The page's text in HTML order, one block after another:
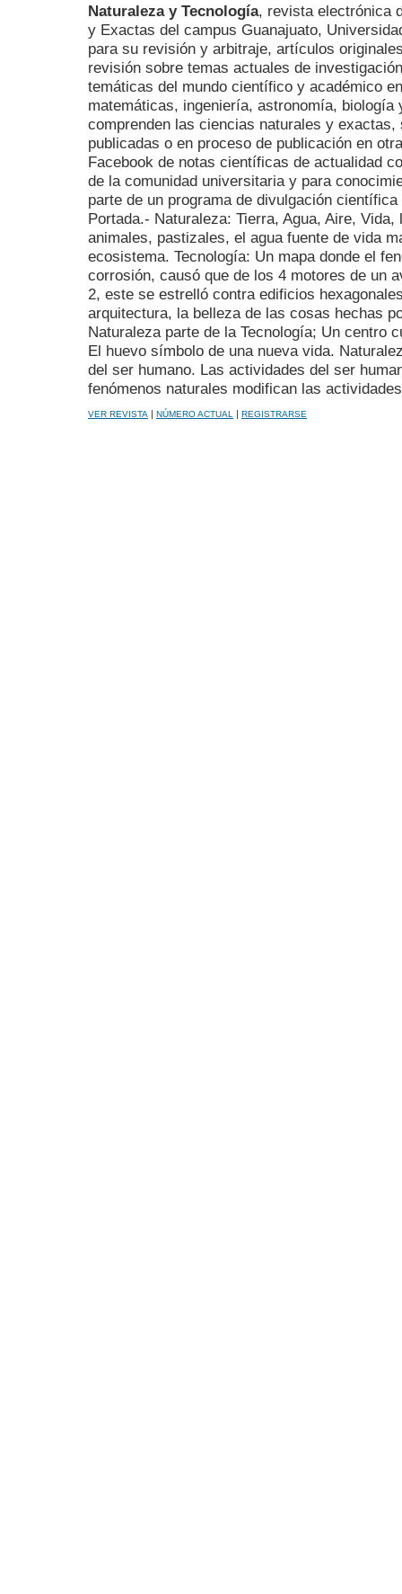
Naturaleza y Tecnología, revista electrónica
y Exactas del campus Guanajuato,
para su revisión y arbitraje, artículos
revisión sobre temas actuales de
temáticas del mundo científico y académico
matemáticas, ingeniería, astronomía, biología
comprenden las ciencias naturales y
publicadas o en proceso de publicación en
Facebook de notas científicas de actualidad
de la comunidad universitaria y para
parte de un programa de divulgación
Portada.- Naturaleza: Tierra, Agua, Aire,
animales, pastizales, el agua fuente de vida
ecosistema. Tecnología: Un mapa donde el
corrosión, causó que de los 4 motores de un
2, este se estrelló contra edificios
arquitectura, la belleza de las cosas hechas
Naturaleza parte de la Tecnología; Un centro
El huevo símbolo de una nueva vida.
del ser humano. Las actividades del ser
fenómenos naturales modifican las
VER REVISTA | NÚMERO ACTUAL | REGISTRARSE